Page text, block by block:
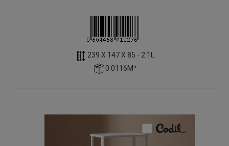
239 X 147 X 85 - 2.1L
0.0116M³